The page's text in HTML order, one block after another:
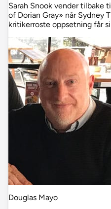
Sarah Snook vender tilbake
of Dorian Gray» når Sydney
kritikerroste oppsetning får
Douglas Mayo